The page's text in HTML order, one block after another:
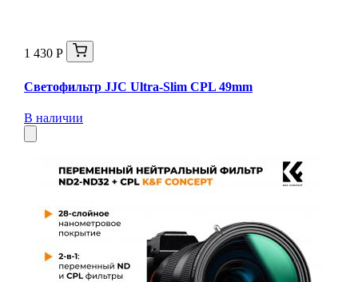
1 430 Р
Светофильтр JJC Ultra-Slim CPL 49mm
В наличии